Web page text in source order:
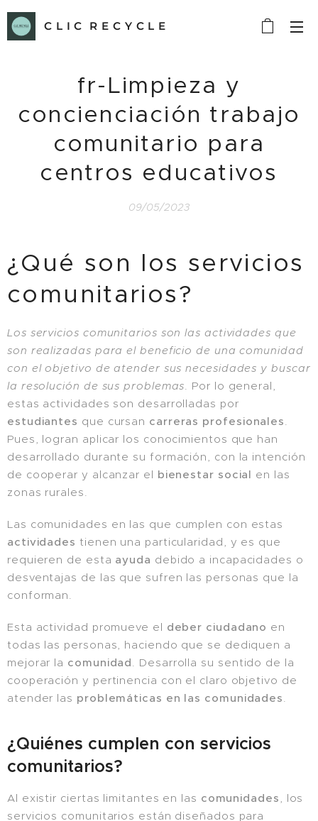
C L I C R E C Y C L E
fr-Limpieza y
concienciación trabajo
comunitario para
centros educativos
09/05/2023
¿Qué son los servicios
comunitarios?
Los servicios comunitarios son las actividades que
son realizadas para el beneficio de una comunidad
con el objetivo de atender sus necesidades y buscar
la resolución de sus problemas. Por lo general,
estas actividades son desarrolladas por
estudiantes que cursan carreras profesionales.
Pues, logran aplicar los conocimientos que han
desarrollado durante su formación, con la intención
de cooperar y alcanzar el bienestar social en las
zonas rurales.
Las comunidades en las que cumplen con estas
actividades tienen una particularidad, y es que
requieren de esta ayuda debido a incapacidades o
desventajas de las que sufren las personas que la
conforman.
Esta actividad promueve el deber ciudadano en
todas las personas, haciendo que se dediquen a
mejorar la comunidad. Desarrolla su sentido de la
cooperación y pertinencia con el claro objetivo de
atender las problemáticas en las comunidades.
¿Quiénes cumplen con servicios
comunitarios?
Al existir ciertas limitantes en las comunidades, los
servicios comunitarios están diseñados para